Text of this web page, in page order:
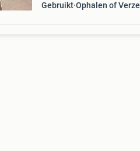
Gebruikt Ophalen of